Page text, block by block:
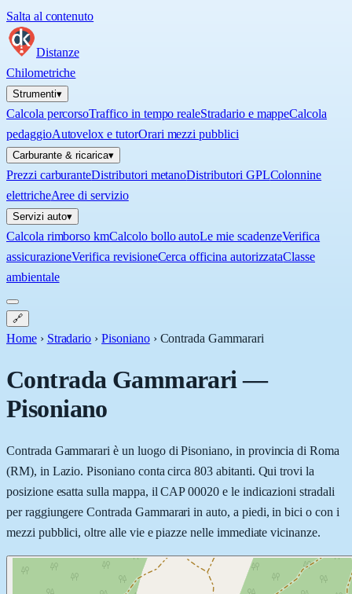
Salta al contenuto
Distanze
Chilometriche
Strumenti▾
Calcola percorsoTraffico in tempo realeStradario e mappeCalcola
pedaggioAutovelox e tutorOrari mezzi pubblici
Carburante & ricarica▾
Prezzi carburanteDistributori metanoDistributori GPLColonnine
elettricheAree di servizio
Servizi auto▾
Calcola rimborso kmCalcolo bollo autoLe mie scadenzeVerifica
assicurazioneVerifica revisioneCerca officina autorizzataClasse
ambientale
🔗
Home › Stradario › Pisoniano › Contrada Gammarari
Contrada Gammarari—
Pisoniano
Contrada Gammarari è un luogo di Pisoniano, in provincia di Roma
(RM), in Lazio. Pisoniano conta circa 803 abitanti. Qui trovi la
posizione esatta sulla mappa, il CAP 00020 e le indicazioni stradali
per raggiungere Contrada Gammarari in auto, a piedi, in bici o con i
mezzi pubblici, oltre alle vie e piazze nelle immediate vicinanze.